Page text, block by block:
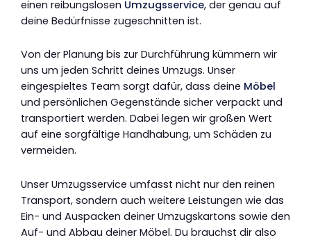
einen reibungslosen Umzugsservice, der genau auf
deine Bedürfnisse zugeschnitten ist.
Von der Planung bis zur Durchführung kümmern wir
uns um jeden Schritt deines Umzugs. Unser
eingespieltes Team sorgt dafür, dass deine Möbel
und persönlichen Gegenstände sicher verpackt und
transportiert werden. Dabei legen wir großen Wert
auf eine sorgfältige Handhabung, um Schäden zu
vermeiden.
Unser Umzugsservice umfasst nicht nur den reinen
Transport, sondern auch weitere Leistungen wie das
Ein- und Auspacken deiner Umzugskartons sowie den
Auf- und Abbau deiner Möbel. Du brauchst dir also